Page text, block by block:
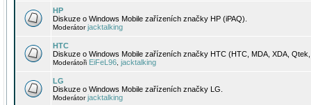
HP
Diskuze o Windows Mobile zařízeních značky HP (iPAQ).
Moderátorjacktalking
HTC
Diskuze o Windows Mobile zařízeních značky HTC (HTC, MDA, XDA,
Moderátoři EiFeL96 jacktalking
LG
Diskuze o Windows Mobile zařízeních značky LG.
Moderátorjacktalking